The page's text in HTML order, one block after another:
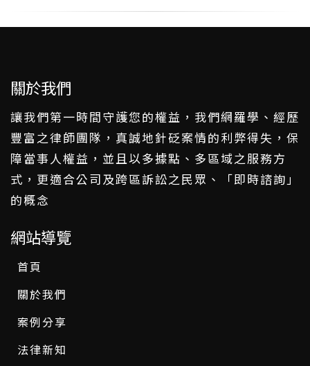
關於我們
讓我們第一時間守護您的權益，我們網羅學、經歷
豐富之律師團隊，真誠地針砭案情的利弊得失，保
障當事人權益，並且以多據點、多區域之服務方
式，更適合公司及跨區訴訟之民眾、「即時諮詢」
的概念
網站導覽
首頁
關於我們
案例分享
法律新知